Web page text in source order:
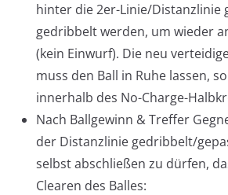
hinter die 2er-Linie/Distanzlinie
gedribbelt werden, um wieder
(kein Einwurf). Die neu
muss den Ball in Ruhe lassen,
innerhalb des No-Charge-
Nach Ballgewinn & Treffer
der Distanzlinie gedribbelt/
selbst abschließen zu dürfen,
Clearen des Balles: